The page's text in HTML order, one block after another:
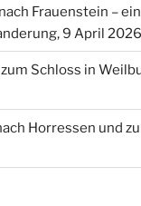
Frauenstein –
9 April 2026
Schloss in
Horressen und